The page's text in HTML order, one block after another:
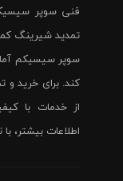
فنی سوپر
تمدید شیرینگ
سوپر سیسیکم
از خدمات با
اطلاعات بیشتر،